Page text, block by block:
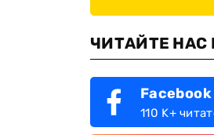
ЧИТАЙТЕ НАС
Facebook
110 K+